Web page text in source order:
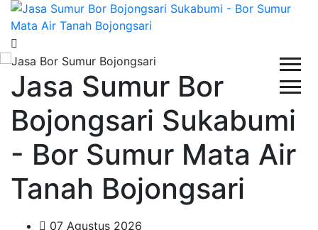
Jasa Sumur Bor
Bojongsari Sukabumi
- Bor Sumur Mata Air
Tanah Bojongsari
07 Agustus 2026